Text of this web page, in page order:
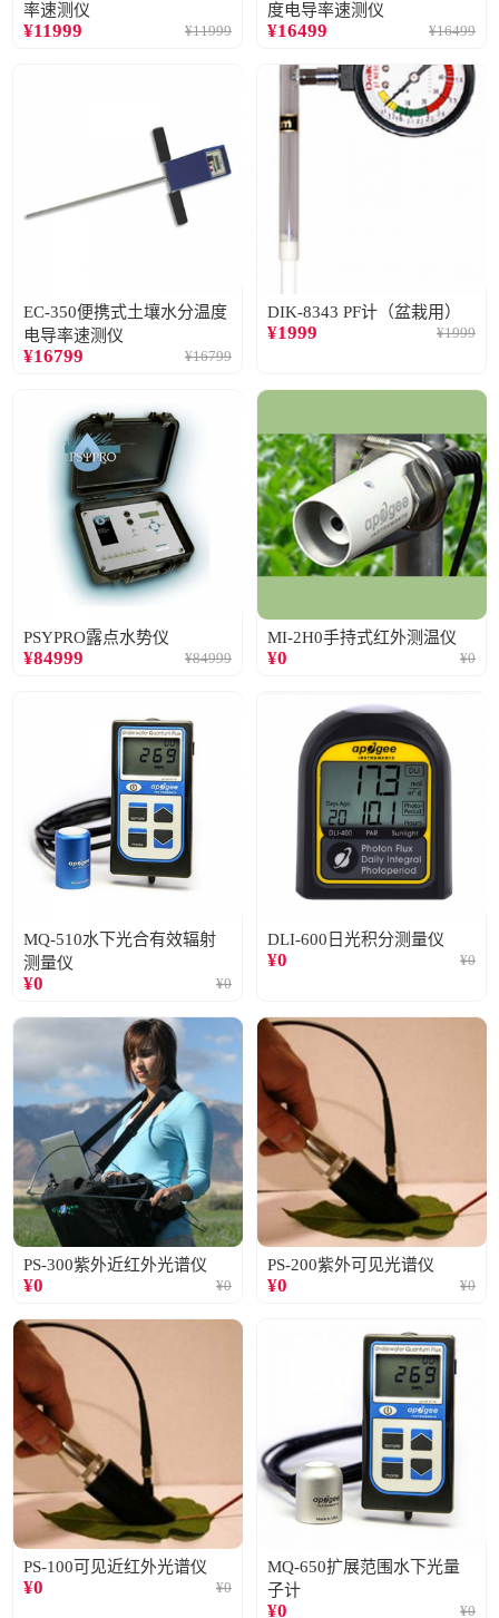
率速测仪
¥11999 ¥11999
度电导率速测仪
¥16499 ¥16499
EC-350便携式土壤水分温度
电导率速测仪
¥16799 ¥16799
DIK-8343 PF计（盆栽用）
¥1999 ¥1999
PSYPRO露点水势仪
¥84999 ¥84999
MI-2H0手持式红外测温仪
¥0 ¥0
MQ-510水下光合有效辐射
测量仪
¥0 ¥0
DLI-600日光积分测量仪
¥0 ¥0
PS-300紫外近红外光谱仪
¥0 ¥0
PS-200紫外可见光谱仪
¥0 ¥0
PS-100可见近红外光谱仪
¥0 ¥0
MQ-650扩展范围水下光量
子计
¥0 ¥0